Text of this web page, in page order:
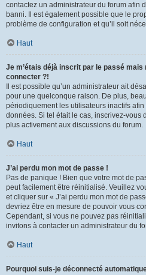
contactez un administrateur du forum afin
banni. Il est également possible que le
problème de configuration et qu’il soit
Haut
Je m’étais déjà inscrit par le passé
connecter ?!
Il est possible qu’un administrateur ait
pour une quelconque raison. De plus,
périodiquement les utilisateurs inactifs
données. Si tel était le cas, inscrivez-vous
plus activement aux discussions du forum.
Haut
J’ai perdu mon mot de passe !
Pas de panique ! Bien que votre mot de
peut facilement être réinitialisé. Veuillez
et cliquer sur « J’ai perdu mon mot de
devriez être en mesure de pouvoir vous
Cependant, si vous ne pouvez pas
invitons à contacter un administrateur du
Haut
Pourquoi suis-je déconnecté